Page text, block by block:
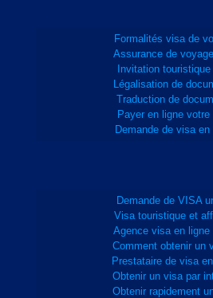
Formalités visa de
Assurance de
Invitation
Légalisation de
Traduction de
Payer en ligne votre
Demande de visa en
Demande de VISA
Visa touristique et
Agence visa en ligne
Comment obtenir un
Prestataire de visa
Obtenir un visa par
Obtenir rapidement